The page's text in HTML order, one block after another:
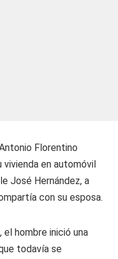
Florentino
vivienda en automóvil
José Hernández, a
con su esposa.
el hombre inició una
todavía se